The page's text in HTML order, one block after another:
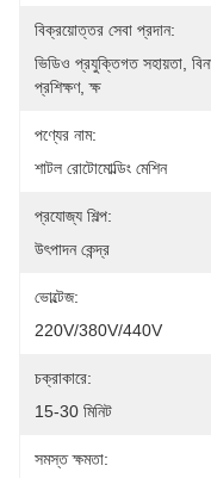
বিক্রয়োত্তর সেবা প্রদান:
ভিডিও প্রযুক্তিগত সহায়তা,
প্রশিক্ষণ, ক্ষ
পণ্যের নাম:
শাটল রোটোমোল্ডিং মেশিন
প্রযোজ্য শিল্প:
উৎপাদন কেন্দ্র
ভোল্টেজ:
220V/380V/440V
চক্রাকারে:
15-30 মিনিট
সমস্ত ক্ষমতা: